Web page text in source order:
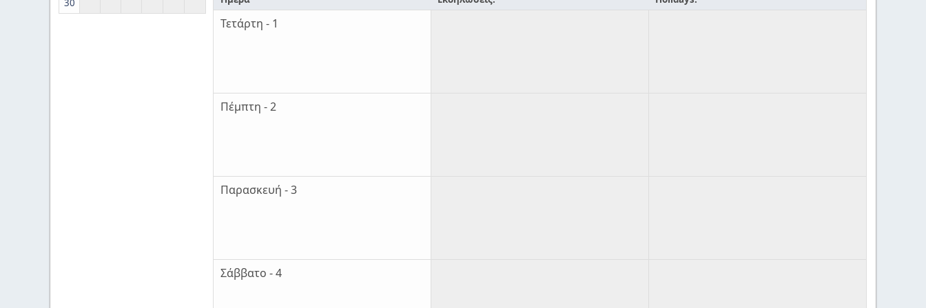
30
Τετάρτη - 1
Πέμπτη - 2
Παρασκευή - 3
Σάββατο - 4